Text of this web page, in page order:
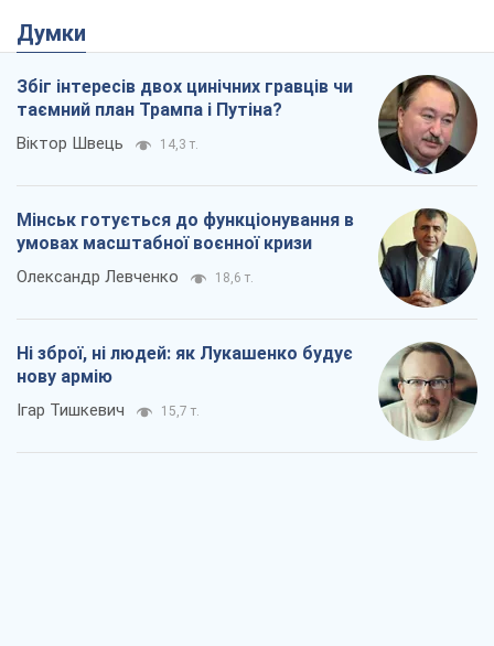
Думки
Збіг інтересів двох цинічних гравців чи
таємний план Трампа і Путіна?
Віктор Швець 14,3 т.
Мінськ готується до функціонування в
умовах масштабної воєнної кризи
Олександр Левченко 18,6 т.
Ні зброї, ні людей: як Лукашенко будує
нову армію
Ігар Тишкевич 15,7 т.